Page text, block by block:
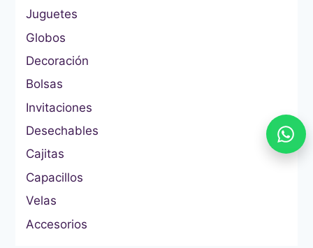
Juguetes
Globos
Decoración
Bolsas
Invitaciones
Desechables
Cajitas
Capacillos
Velas
Accesorios